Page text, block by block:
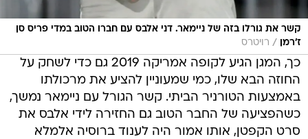
קשר את גורלו בזה של ניימאר. דני אלבס עם חברו הטוב במדי פריס סן
ז'רמן
/ רויטרס
כך, המגן הגיע לקופה אמריקה 2019 גם כדי לשחק על
החוזה הבא שלו, כמי שמעוניין להציע את מרכולתו
באמצעות הטורניר הביתי. קשר הגורל עם ניימאר נמשך,
כשהפציעה של החבר הטוב גם החזירה לידי אלבס את
סרט הקפטן, אותו אמור היה לענוד ברוסיה אלמלא